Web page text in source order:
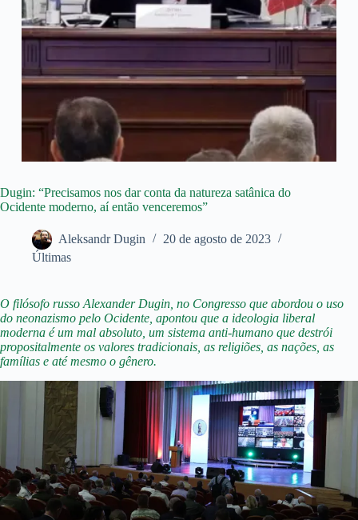
Dugin: “Precisamos nos dar conta da natureza satânica do
Ocidente moderno, aí então venceremos”
Aleksandr Dugin
20 de agosto de 2023
Últimas
O filósofo russo Alexander Dugin, no Congresso que abordou o uso
do neonazismo pelo Ocidente, apontou que a ideologia liberal
moderna é um mal absoluto, um sistema anti-humano que destrói
propositalmente os valores tradicionais, as religiões, as nações, as
famílias e até mesmo o gênero.